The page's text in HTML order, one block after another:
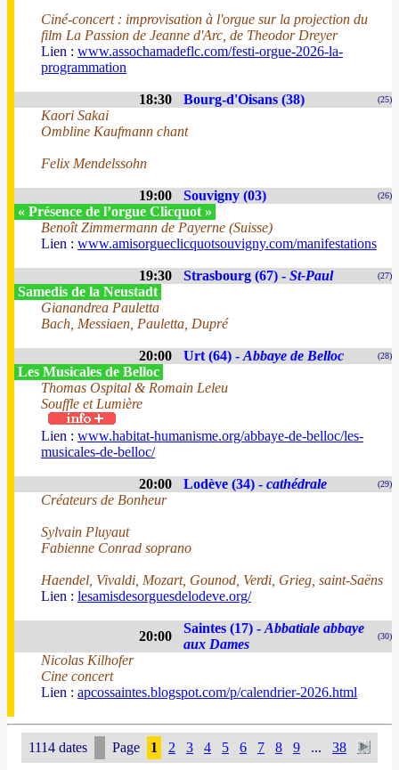
Ciné-concert : improvisation à l'orgue sur la projection du
film La Passion de Jeanne d'Arc, de Theodor Dreyer
Lien : www.assochamadeflc.com/festi-orgue-2026-la-
programmation
18:30 Bourg-d'Oisans (38) (25)
Kaori Sakai
Ombline Kaufmann chant
Felix Mendelssohn
19:00 Souvigny (03) (26)
« Présence de l’orgue Clicquot »
Benoît Zimmermann de Payerne (Suisse)
Lien : www.amisorgueclicquotsouvigny.com/manifestations
19:30 Strasbourg (67) - St-Paul (27)
Samedis de la Neustadt
Gianandrea Pauletta
Bach, Messiaen, Pauletta, Dupré
20:00 Urt (64) - Abbaye de Belloc (28)
Les Musicales de Belloc
Thomas Ospital & Romain Leleu
Souffle et Lumière
Lien : www.habitat-humanisme.org/abbaye-de-belloc/les-
musicales-de-belloc/
20:00 Lodève (34) - cathédrale (29)
Créateurs de Bonheur
Sylvain Pluyaut
Fabienne Conrad soprano
Haendel, Vivaldi, Mozart, Gounod, Verdi, Grieg, saint-Saëns
Lien : lesamisdesorguesdelodeve.org/
20:00
Saintes (17) - Abbatiale abbaye
aux Dames
(30)
Nicolas Kilhofer
Cine concert
Lien : apcossaintes.blogspot.com/p/calendrier-2026.html
1114 dates Page 1 2 3 4 5 6 7 8 9 ... 38